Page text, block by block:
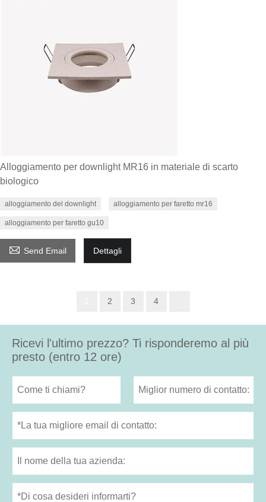
Alloggiamento per downlight MR16 in materiale di scarto
biologico
alloggiamento del downlight alloggiamento per faretto mr16
alloggiamento per faretto gu10
 Send Email Dettagli
2 3 4
Ricevi l'ultimo prezzo? Ti risponderemo al più
presto (entro 12 ore)